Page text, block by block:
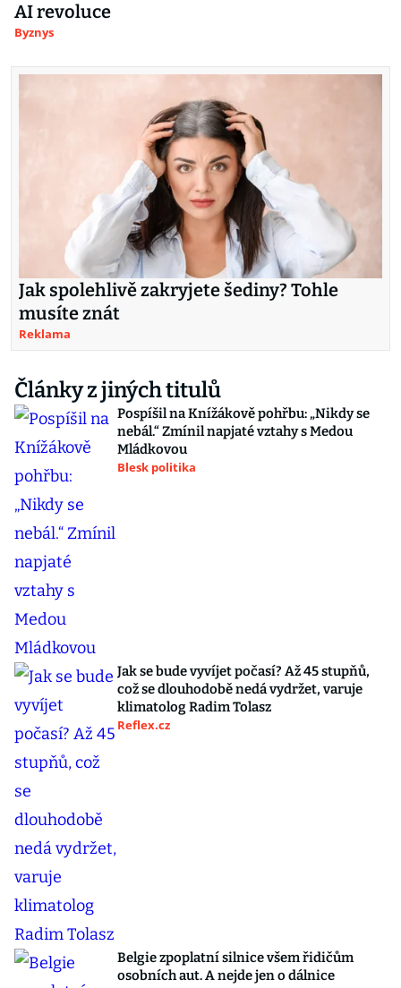
AI revoluce
Byznys
Jak spolehlivě zakryjete šediny? Tohle
musíte znát
Reklama
Články z jiných titulů
Pospíšil na Knížákově pohřbu: „Nikdy se
nebál.“ Zmínil napjaté vztahy s Medou
Mládkovou
Blesk politika
Jak se bude vyvíjet počasí? Až 45 stupňů,
což se dlouhodobě nedá vydržet, varuje
klimatolog Radim Tolasz
Reflex.cz
Belgie zpoplatní silnice všem řidičům
osobních aut. A nejde jen o dálnice